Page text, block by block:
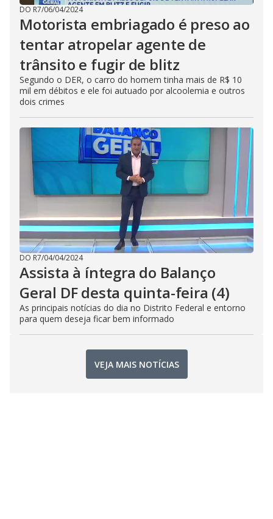
DO R7/06/04/2024
Motorista embriagado é preso ao
tentar atropelar agente de
trânsito e fugir de blitz
Segundo o DER, o carro do homem tinha mais de R$ 10
mil em débitos e ele foi autuado por alcoolemia e outros
dois crimes
DO R7/04/04/2024
Assista à íntegra do Balanço
Geral DF desta quinta-feira (4)
As principais notícias do dia no Distrito Federal e entorno
para quem deseja ficar bem informado
VEJA MAIS NOTÍCIAS